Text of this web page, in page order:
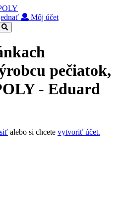
Môj účet
pečiatok,
- Eduard
alebo si chcete vytvoriť účet.